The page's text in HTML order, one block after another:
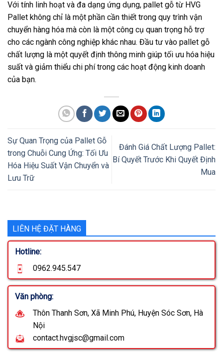
Với tính linh hoạt và đa dạng ứng dụng, pallet gỗ từ HVG
Pallet không chỉ là một phần cần thiết trong quy trình vận
chuyển hàng hóa mà còn là một công cụ quan trọng hỗ trợ
cho các ngành công nghiệp khác nhau. Đầu tư vào pallet gỗ
chất lượng là một quyết định thông minh giúp tối ưu hóa hiệu
suất và giảm thiểu chi phí trong các hoạt động kinh doanh
của bạn.
Sự Quan Trọng của Pallet Gỗ
trong Chuỗi Cung Ứng: Tối Ưu
Hóa Hiệu Suất Vận Chuyển và
Lưu Trữ
Đánh Giá Chất Lượng Pallet:
Bí Quyết Trước Khi Quyết Định
Mua
LIÊN HỆ ĐẶT HÀNG
Hotline:
0962.945.547
Văn phòng:
Thôn Thanh Sơn, Xã Minh Phú, Huyện Sóc Sơn, Hà
Nội
contact.hvgjsc@gmail.com